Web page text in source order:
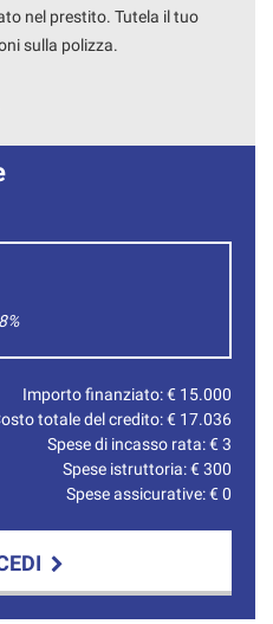
nel prestito. Tutela il tuo
sulla polizza.
%
Importo finanziato: € 15.000
totale del credito: € 17.036
Spese di incasso rata: €3
Spese istruttoria: €300
Spese assicurative: €0